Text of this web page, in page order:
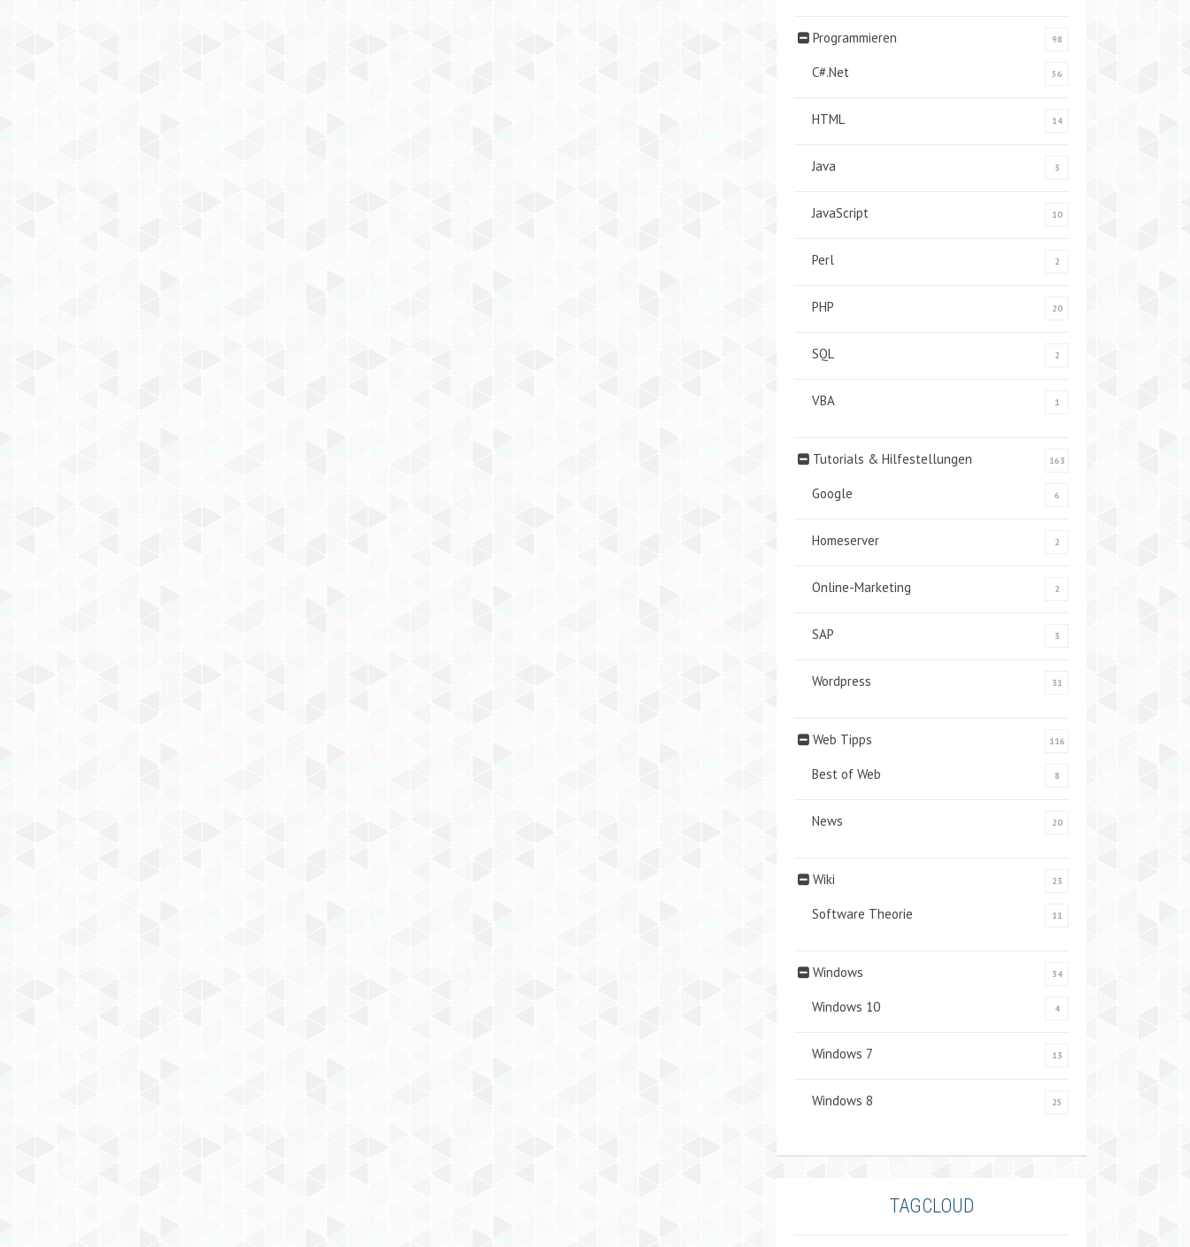
Programmieren 98
C#.Net 56
HTML 14
Java 3
JavaScript 10
Perl 2
PHP 20
SQL 2
VBA 1
Tutorials & Hilfestellungen 163
Google 6
Homeserver 2
Online-Marketing 2
SAP 3
Wordpress 31
Web Tipps 116
Best of Web 8
News 20
Wiki 23
Software Theorie 11
Windows 34
Windows 10 4
Windows 7 13
Windows 8 25
TAGCLOUD